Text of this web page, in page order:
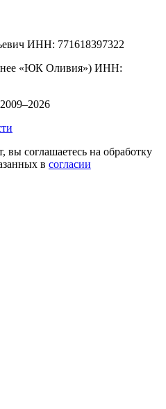
ИНН: 771618397322
«ЮК Оливия») ИНН:
вы соглашаетесь на обработку
в согласии